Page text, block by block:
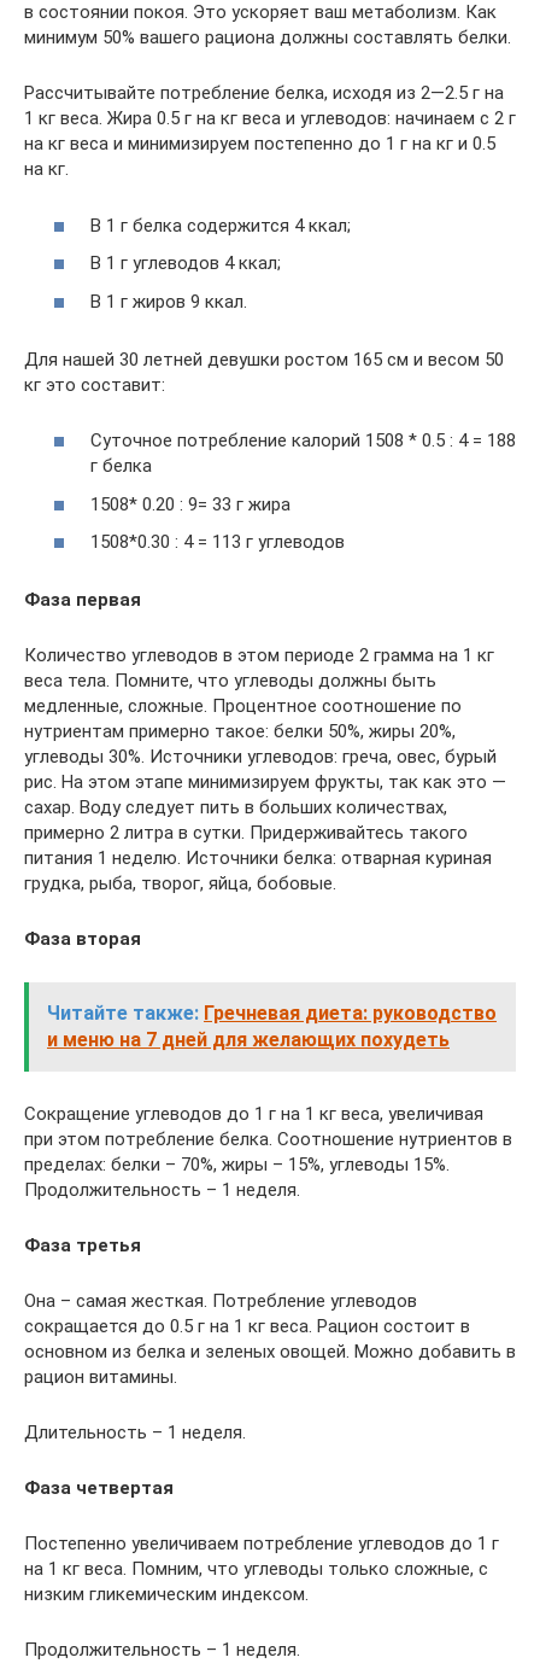
в состоянии покоя. Это ускоряет ваш метаболизм. Как
минимум 50% вашего рациона должны составлять белки.
Рассчитывайте потребление белка, исходя из 2—2.5 г на
1 кг веса. Жира 0.5 г на кг веса и углеводов: начинаем с 2 г
на кг веса и минимизируем постепенно до 1 г на кг и 0.5
на кг.
В 1 г белка содержится 4 ккал;
В 1 г углеводов 4 ккал;
В 1 г жиров 9 ккал.
Для нашей 30 летней девушки ростом 165 см и весом 50
кг это составит:
Суточное потребление калорий 1508 * 0.5 : 4 = 188
г белка
1508* 0.20 : 9= 33 г жира
1508*0.30 : 4 = 113 г углеводов
Фаза первая
Количество углеводов в этом периоде 2 грамма на 1 кг
веса тела. Помните, что углеводы должны быть
медленные, сложные. Процентное соотношение по
нутриентам примерно такое: белки 50%, жиры 20%,
углеводы 30%. Источники углеводов: греча, овес, бурый
рис. На этом этапе минимизируем фрукты, так как это —
сахар. Воду следует пить в больших количествах,
примерно 2 литра в сутки. Придерживайтесь такого
питания 1 неделю. Источники белка: отварная куриная
грудка, рыба, творог, яйца, бобовые.
Фаза вторая
Читайте также: Гречневая диета: руководство
и меню на 7 дней для желающих похудеть
Сокращение углеводов до 1 г на 1 кг веса, увеличивая
при этом потребление белка. Соотношение нутриентов в
пределах: белки – 70%, жиры – 15%, углеводы 15%.
Продолжительность – 1 неделя.
Фаза третья
Она – самая жесткая. Потребление углеводов
сокращается до 0.5 г на 1 кг веса. Рацион состоит в
основном из белка и зеленых овощей. Можно добавить в
рацион витамины.
Длительность – 1 неделя.
Фаза четвертая
Постепенно увеличиваем потребление углеводов до 1 г
на 1 кг веса. Помним, что углеводы только сложные, с
низким гликемическим индексом.
Продолжительность – 1 неделя.